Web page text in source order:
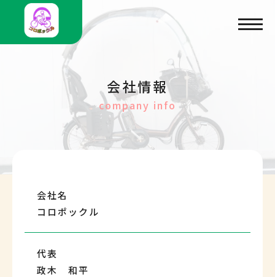
会社情報
company info
会社名
コロポックル
代表
政木 和平